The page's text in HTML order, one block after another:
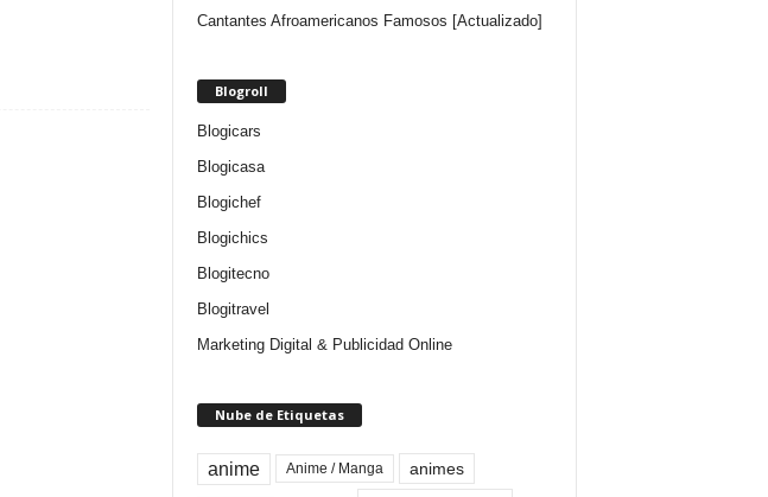
Cantantes Afroamericanos Famosos [Actualizado]
Blogroll
Blogicars
Blogicasa
Blogichef
Blogichics
Blogitecno
Blogitravel
Marketing Digital & Publicidad Online
Nube de Etiquetas
anime Anime / Manga animes